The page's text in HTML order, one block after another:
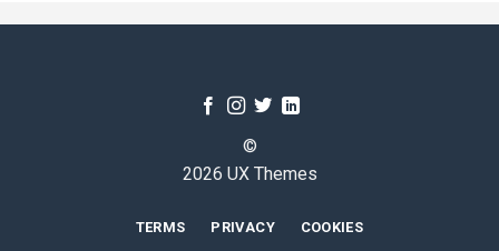
©
2026 UX Themes
TERMS PRIVACY COOKIES